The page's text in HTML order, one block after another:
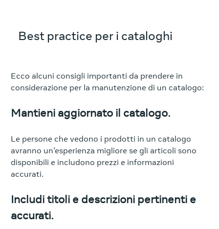
Best practice per i cataloghi
Ecco alcuni consigli importanti da prendere in
considerazione per la manutenzione di un catalogo:
Mantieni aggiornato il catalogo.
Le persone che vedono i prodotti in un catalogo
avranno un'esperienza migliore se gli articoli sono
disponibili e includono prezzi e informazioni
accurati.
Includi titoli e descrizioni pertinenti e
accurati.